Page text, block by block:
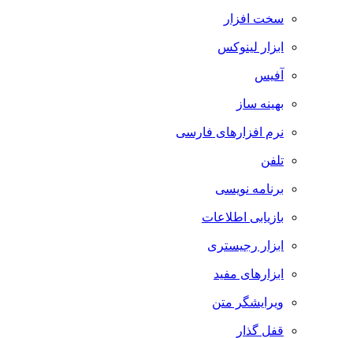
سخت افزار
ابزار لینوکس
آفیس
بهینه ساز
نرم افزارهای فارسی
تلفن
برنامه نویسی
بازیابی اطلاعات
ابزار رجیستری
ابزارهای مفید
ویرایشگر متن
قفل گذار